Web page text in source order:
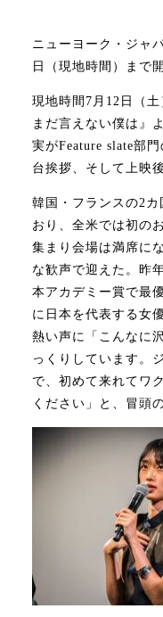
ニューヨーク・ジャ
日（現地時間）まで
現地時間7月12日（
まだ言えない僕は』
実がFeature slate部
台挨拶、そして上映
韓国・フランスの2
おり、全米では初の
集まり会場は満席に
な歓声で迎えた。昨
本アカデミー賞で最
に日本を代表する女
熱い声に「こんなに
っくりしています。
で、初めて来れてワ
ください」と、冒頭